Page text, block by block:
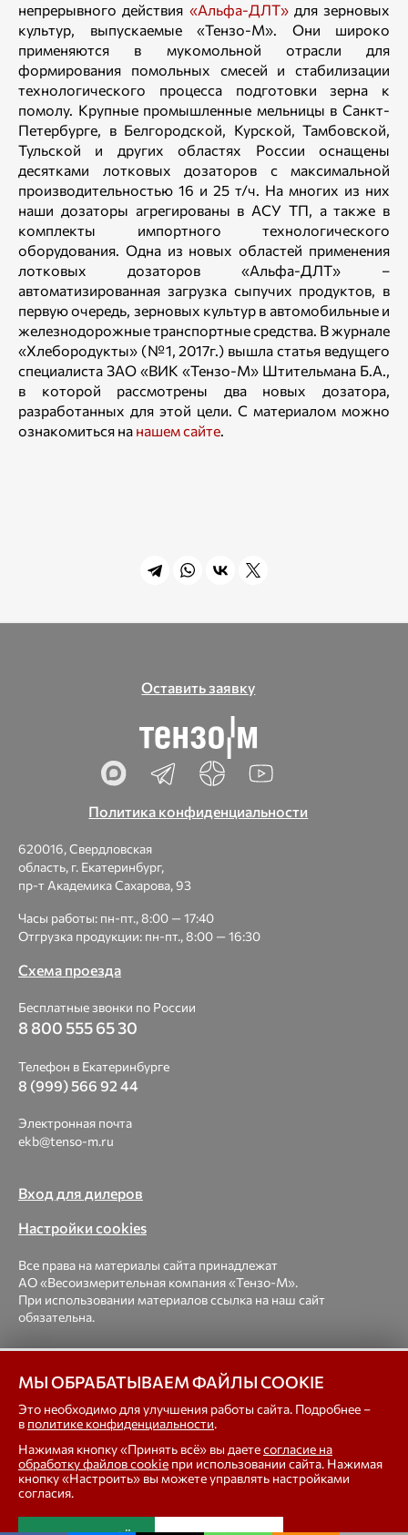
непрерывного действия «Альфа-ДЛТ»для зерновых
культур, выпускаемые «Тензо-М». Они широко
применяются в мукомольной отрасли для
формирования помольных смесей и стабилизации
технологического процесса подготовки зерна к
помолу. Крупные промышленные мельницы в Санкт-
Петербурге, в Белгородской, Курской, Тамбовской,
Тульской и других областях России оснащены
десятками лотковых дозаторов с максимальной
производительностью 16 и 25 т/ч. На многих из них
наши дозаторы агрегированы в АСУ ТП, а также в
комплекты импортного технологического
оборудования. Одна из новых областей применения
лотковых дозаторов «Альфа-ДЛТ» –
автоматизированная загрузка сыпучих продуктов, в
первую очередь, зерновых культур в автомобильные и
железнодорожные транспортные средства. В журнале
«Хлебородукты» (№1, 2017г.) вышла статья ведущего
специалиста ЗАО «ВИК «Тензо-М» Штительмана Б.А.,
в которой рассмотрены два новых дозатора,
разработанных для этой цели. С материалом можно
ознакомиться на нашем сайте.
Оставить заявку
Политика конфиденциальности
620016, Свердловская
область, г. Екатеринбург,
пр-т Академика Сахарова, 93
Часы работы: пн-пт., 8:00 — 17:40
Отгрузка продукции: пн-пт., 8:00 — 16:30
Схема проезда
Бесплатные звонки по России
8 800 555 65 30
Телефон в Екатеринбурге
8 (999) 566 92 44
Электронная почта
ekb@tenso-m.ru
Вход для дилеров
Настройки cookies
Все права на материалы сайта принадлежат
АО «Весоизмерительная компания «Тензо-М».
При использовании материалов ссылка на наш сайт
обязательна.
платформенные, крановые, вагонные, бункерные,
тензодатчики
In english
МЫ ОБРАБАТЫВАЕМ ФАЙЛЫ COOKIE
Это необходимо для улучшения работы сайта. Подробнее –
в политике конфиденциальности.
Нажимая кнопку «Принять всё» вы даетесогласие на
обработку файлов cookie при использовании сайта. Нажимая
кнопку «Настроить» вы можете управлять настройками
согласия.